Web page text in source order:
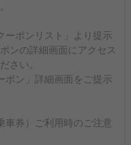
ーポンリスト」より提示
ンの詳細画面にアクセス
さい。
ポン」詳細画面をご提示
券）ご利用時のご注意